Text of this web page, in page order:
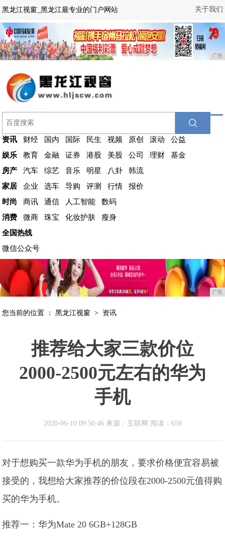
关于我们
黑龙江视窗_黑龙江最专业的门户网站
广告
资讯 财经 国内 国际 民生 视频 原创 滚动
公益
娱乐
教育 金融 证券 港股 美股 公司 理财
基金
房产
汽车 综艺 音乐 明星 八卦
韩流
家居
企业 选车 导购 评测 行情
报价
时尚
商讯 通信 人工智能
数码
消费
微商 珠宝 化妆护肤
瘦身
全国热线
微信公众号
广告
您当前的位置 ：黑龙江视窗 > 资讯
推荐给大家三款价位
2000-2500元左右的华为
手机
2020-06-10 09:50:46 来源：互联网 阅读：658
对于想购买一款华为手机的朋友，要求价格便宜容易被
接受的，我想给大家推荐的价位段在2000-2500元值得购
买的华为手机。
推荐一：华为Mate 20 6GB+128GB